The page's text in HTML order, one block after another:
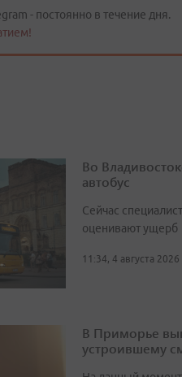
- постоянно в течение дня.
Во
автобус
Сейчас
оценивают ущерб
11:34, 4 августа 2026
В Приморье
устроившему